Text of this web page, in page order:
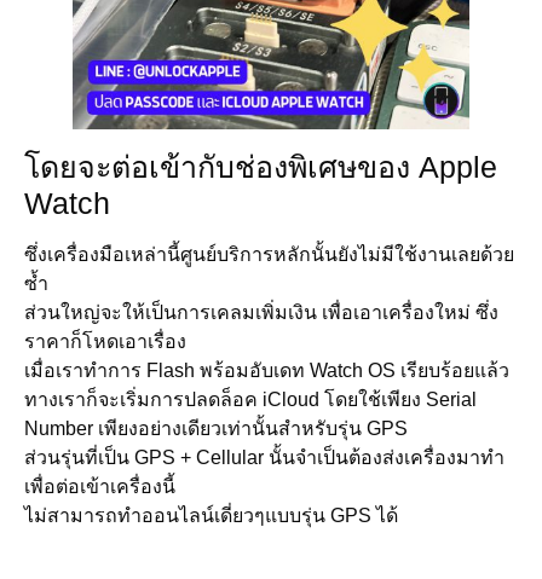
โดยจะต่อเข้ากับช่องพิเศษของ Apple
Watch
ซึ่งเครื่องมือเหล่านี้ศูนย์บริการหลักนั้นยังไม่มีใช้งานเลยด้วย
ซ้ำ
ส่วนใหญ่จะให้เป็นการเคลมเพิ่มเงิน เพื่อเอาเครื่องใหม่ ซึ่ง
ราคาก็โหดเอาเรื่อง
เมื่อเราทำการ Flash พร้อมอับเดท Watch OS เรียบร้อยแล้ว
ทางเราก็จะเริ่มการปลดล็อค iCloud โดยใช้เพียง Serial
Number เพียงอย่างเดียวเท่านั้นสำหรับรุ่น GPS
ส่วนรุ่นที่เป็น GPS + Cellular นั้นจำเป็นต้องส่งเครื่องมาทำ
เพื่อต่อเข้าเครื่องนี้
ไม่สามารถทำออนไลน์เดี่ยวๆแบบรุ่น GPS ได้